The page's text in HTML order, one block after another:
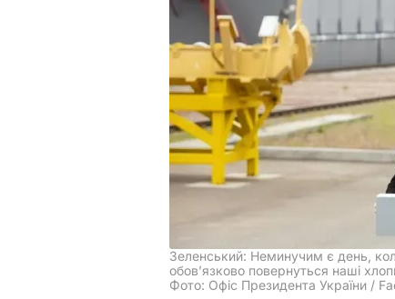
Зеленський: Неминучим є день,
обов’язково повернуться наші
Фото: Офіс Президента України /